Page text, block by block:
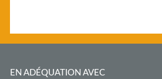
EN ADÉQUATION AVEC